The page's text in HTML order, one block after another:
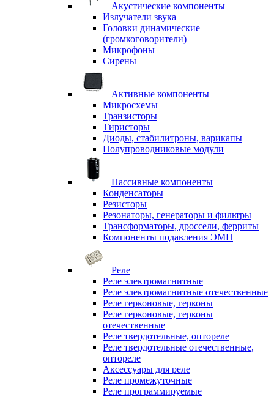
Акустические компоненты
Излучатели звука
Головки динамические
(громкоговорители)
Микрофоны
Сирены
Активные компоненты
Микросхемы
Транзисторы
Тиристоры
Диоды, стабилитроны, варикапы
Полупроводниковые модули
Пассивные компоненты
Конденсаторы
Резисторы
Резонаторы, генераторы и фильтры
Трансформаторы, дроссели, ферриты
Компоненты подавления ЭМП
Реле
Реле электромагнитные
Реле электромагнитные отечественные
Реле герконовые, герконы
Реле герконовые, герконы
отечественные
Реле твердотельные, оптореле
Реле твердотельные отечественные,
оптореле
Аксессуары для реле
Реле промежуточные
Реле программируемые